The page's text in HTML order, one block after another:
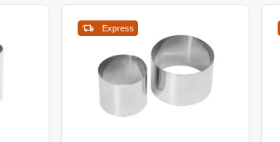
Express